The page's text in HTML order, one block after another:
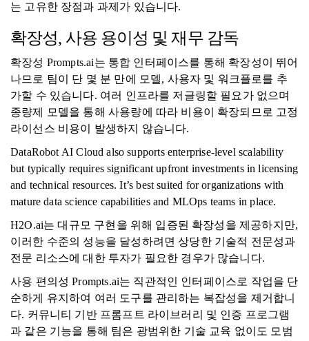
는 고유한 장점과 과제가 있습니다.
확장성, 사용 용이성 및 재무 감독
확장성 Prompts.ai는 통합 인터페이스를 통해 확장성이 뛰어
나므로 팀이 단 몇 분 만에 모델, 사용자 및 워크플로를 추
가할 수 있습니다. 여러 인프라를 저글링할 필요가 없으며
종량제 모델을 통해 사용량에 따라 비용이 확장되므로 고정
라이선스 비용이 발생하지 않습니다.
DataRobot AI Cloud also supports enterprise-level scalability
but typically requires significant upfront investments in licensing
and technical resources. It’s best suited for organizations with
mature data science capabilities and MLOps teams in place.
H2O.ai는 대규모 구현을 위해 입증된 확장성을 제공하지만,
이러한 수준의 성능을 달성하려면 상당한 기술적 전문성과
전문 리소스에 대한 투자가 필요한 경우가 많습니다.
사용 편의성 Prompts.ai는 직관적인 인터페이스로 작업을 단
순하게 유지하여 여러 도구를 관리하는 복잡성을 제거합니
다. 커뮤니티 기반 프롬프트 라이브러리 및 인증 프로그램
과 같은 기능을 통해 팀은 광범위한 기술 교육 없이도 모범